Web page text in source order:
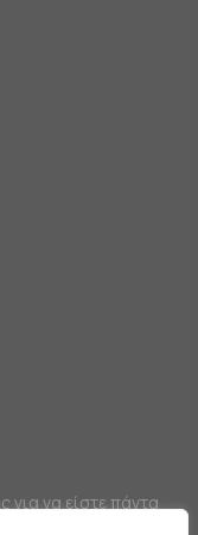
για να είστε πάντα